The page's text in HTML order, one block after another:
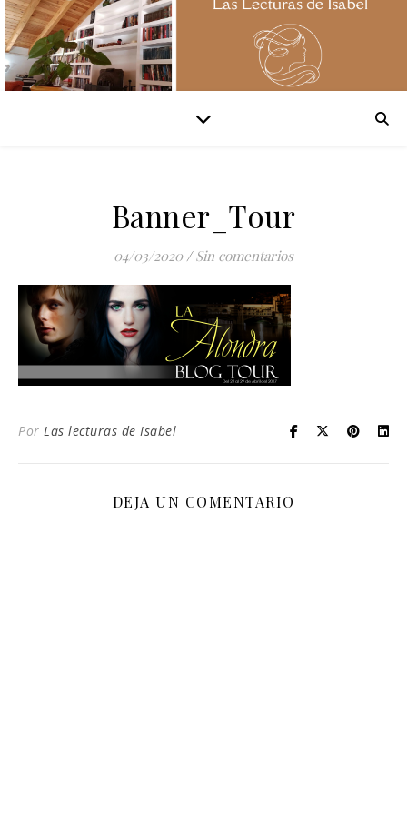
Banner_Tour
04/03/2020 / Sin comentarios
Por Las lecturas de Isabel
DEJA UN COMENTARIO